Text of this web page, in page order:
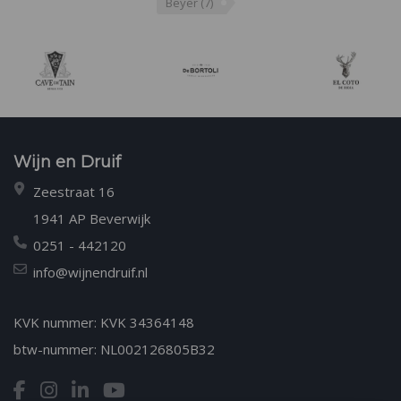
Wijn en Druif
Zeestraat 16
1941 AP Beverwijk
0251 - 442120
info@wijnendruif.nl
KVK nummer: KVK 34364148
btw-nummer: NL002126805B32